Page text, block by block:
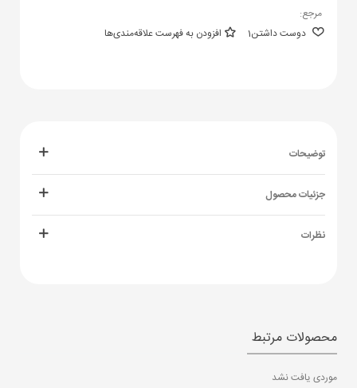
مرجع:
دوست داشتن1 افزودن به فهرست علاقه‌مندی‌ها
توضیحات
جزئیات محصول
نظرات
محصولات مرتبط
موردی یافت نشد